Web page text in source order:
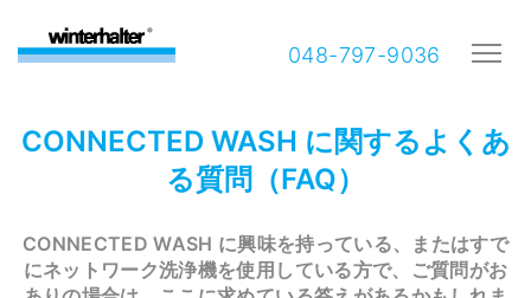
048-797-9036
CONNECTED WASH に関するよくあ
る質問（FAQ）
CONNECTED WASH に興味を持っている、またはすで
にネットワーク洗浄機を使用している方で、ご質問がお